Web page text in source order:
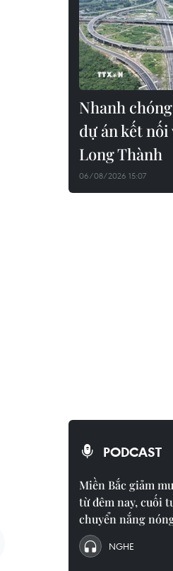
Nhanh
dự án kết nối
Long Thành
06/08/2026 15:07
PODCAST
Miền Bắc giảm
từ đêm nay, cuối
chuyển nắng
NGHE